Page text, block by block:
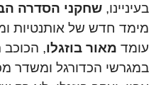
בעיניינו, שחקני הסדרה
מימד חדש של אותנטיות
עומד מאור בוזגלו, הכוכב
במגרשי הכדורגל ומשדר